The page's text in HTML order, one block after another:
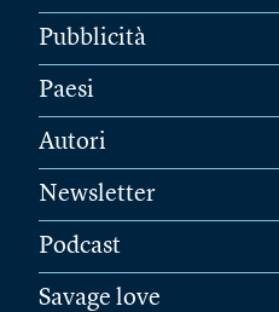
Pubblicità
Paesi
Autori
Newsletter
Podcast
Savage love